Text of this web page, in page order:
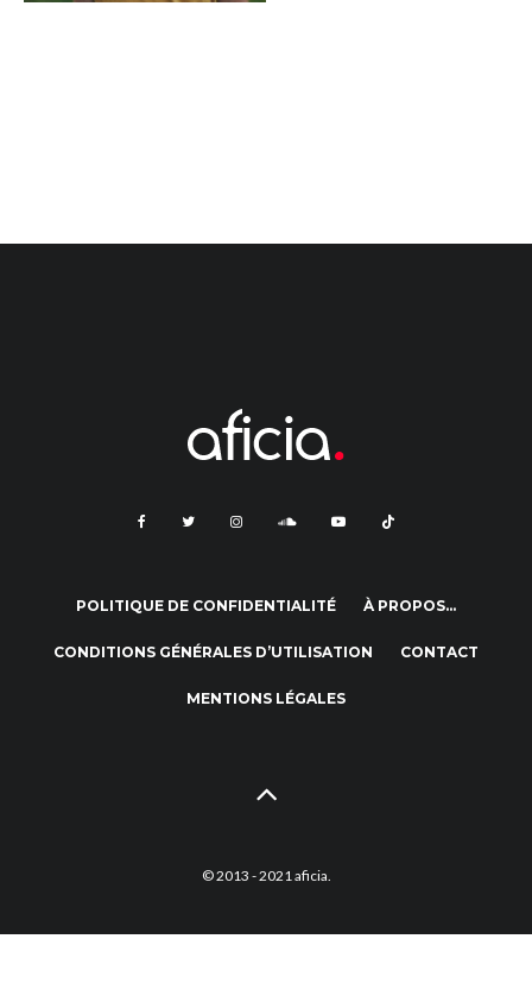
POLITIQUE DE CONFIDENTIALITÉ À PROPOS…
CONDITIONS GÉNÉRALES D’UTILISATION CONTACT
MENTIONS LÉGALES
© 2013 - 2021 aficia.